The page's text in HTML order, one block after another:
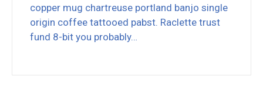
copper mug chartreuse portland banjo single
origin coffee tattooed pabst. Raclette trust
fund 8-bit you probably…